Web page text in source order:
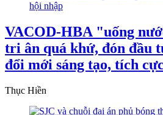
VACOD-HBA "uống
tri ân quá khứ, đón đầu
đổi mới sáng tạo, tích
Thục Hiền